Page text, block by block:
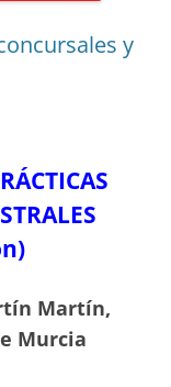
y
Martín,
Murcia